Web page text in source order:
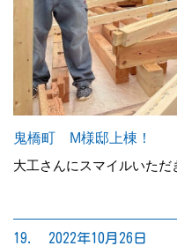
鬼橋町 M様邸上棟！
大工さんにスマイルいただ
19. 2022年10月26日